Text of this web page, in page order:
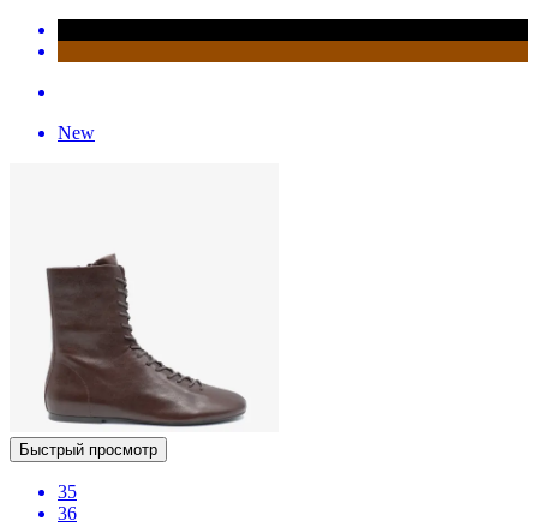
New
Быстрый просмотр
35
36